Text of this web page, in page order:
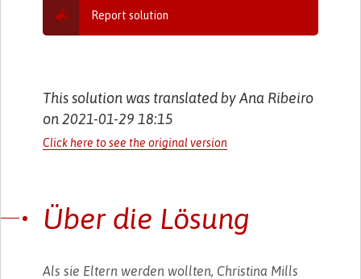
Report solution
This solution was translated by Ana Ribeiro
on 2021-01-29 18:15
Click here to see the original version
Über die Lösung
Als sie Eltern werden wollten, Christina Mills